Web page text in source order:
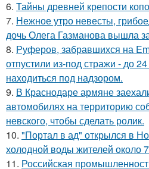
6. Тайны древней крепости
7. Нежное утро невесты,
дочь Олега Газманова вышла
8. Руферов, забравшихся на
отпустили из-под стражи - до
находиться под надзором.
9. В Краснодаре армяне
автомобилях на территорию
невского, чтобы сделать ролик.
10. "Портал в ад" открылся в
холодной воды жителей около
11. Российская